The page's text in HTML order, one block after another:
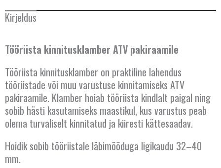
Kirjeldus
Tööriista kinnitusklamber ATV pakiraamile
Tööriista kinnitusklamber on praktiline lahendus
tööriistade või muu varustuse kinnitamiseks ATV
pakiraamile. Klamber hoiab tööriista kindlalt paigal ning
sobib hästi kasutamiseks maastikul, kus varustus peab
olema turvaliselt kinnitatud ja kiiresti kättesaadav.
Hoidik sobib tööriistale läbimõõduga ligikaudu 32–40
mm.